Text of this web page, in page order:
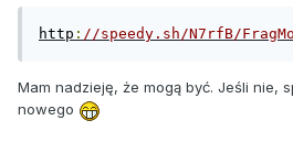
http : //speedy.sh/N7rfB/
Mam nadzieję, że mogą być. Jeśli nie,
nowego